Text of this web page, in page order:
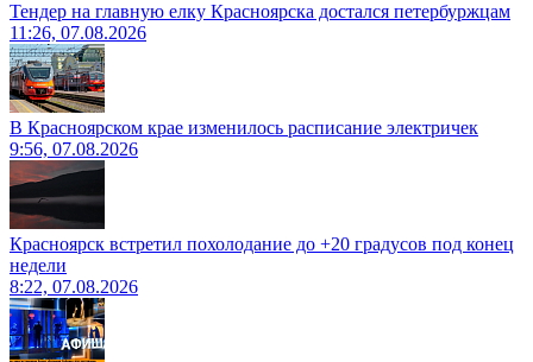
Тендер на главную елку Красноярска достался петербуржцам
11:26, 07.08.2026
В Красноярском крае изменилось расписание электричек
9:56, 07.08.2026
Красноярск встретил похолодание до +20 градусов под конец
недели
8:22, 07.08.2026